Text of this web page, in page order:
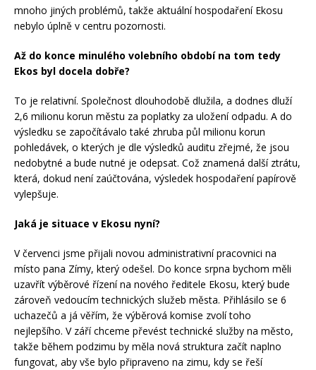
mnoho jiných problémů, takže aktuální hospodaření Ekosu
nebylo úplně v centru pozornosti.
Až do konce minulého volebního období na tom tedy
Ekos byl docela dobře?
To je relativní. Společnost dlouhodobě dlužila, a dodnes dluží
2,6 milionu korun městu za poplatky za uložení odpadu. A do
výsledku se započítávalo také zhruba půl milionu korun
pohledávek, o kterých je dle výsledků auditu zřejmé, že jsou
nedobytné a bude nutné je odepsat. Což znamená další ztrátu,
která, dokud není zaúčtována, výsledek hospodaření papírově
vylepšuje.
Jaká je situace v Ekosu nyní?
V červenci jsme přijali novou administrativní pracovnici na
místo pana Zímy, který odešel. Do konce srpna bychom měli
uzavřít výběrové řízení na nového ředitele Ekosu, který bude
zároveň vedoucím technických služeb města. Přihlásilo se 6
uchazečů a já věřím, že výběrová komise zvolí toho
nejlepšího. V září chceme převést technické služby na město,
takže během podzimu by měla nová struktura začít naplno
fungovat, aby vše bylo připraveno na zimu, kdy se řeší